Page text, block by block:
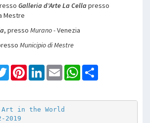
Galleria d’Arte La Cellapresso
Mestre
, presso Murano -Venezia
Municipio di Mestre
TwitterPinterestLinkedInEmail WhatsApp
Art in the World
2019